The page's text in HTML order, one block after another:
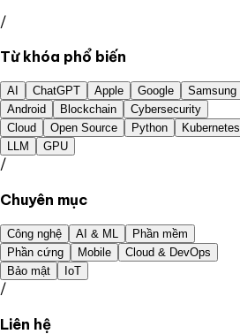
/
Từ khóa phổ biến
AI ChatGPT Apple Google
Samsung
Android
Blockchain
Cybersecurity
Cloud
Open Source Python
Kubernetes
LLM
GPU
/
Chuyên mục
Công nghệ AI & ML
Phần mềm
Phần cứng
Mobile
Cloud & DevOps
Bảo mật
IoT
/
Liên hệ